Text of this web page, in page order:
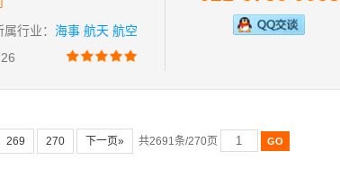
属行业： 海事 航天 航空
269 270 下一页» 共2691条/270页